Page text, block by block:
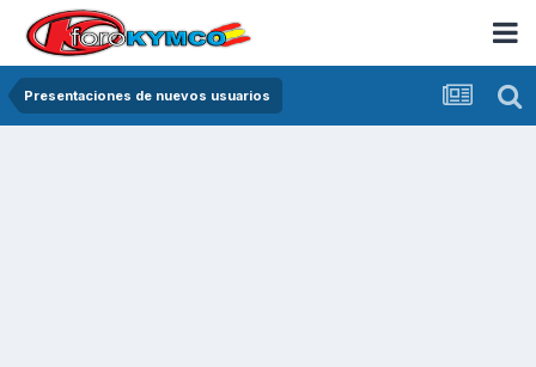
Presentaciones de nuevos usuarios